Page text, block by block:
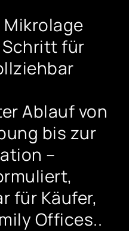
Mikrolage
für
Ablauf von
bis zur
–
für Käufer,
Offices..